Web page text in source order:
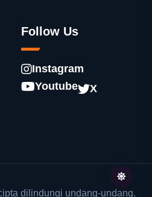
Follow Us
Instagram
Youtube
X
dilindungi undang-undang.